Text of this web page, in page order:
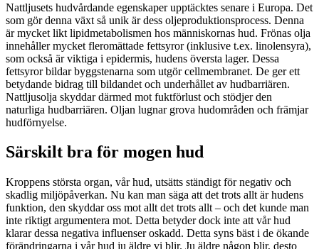
Nattljusets hudvårdande egenskaper upptäcktes senare i Europa. Det
som gör denna växt så unik är dess oljeproduktionsprocess. Denna
är mycket likt lipidmetabolismen hos människornas hud. Frönas olja
innehåller mycket fleromättade fettsyror (inklusive t.ex. linolensyra),
som också är viktiga i epidermis, hudens översta lager. Dessa
fettsyror bildar byggstenarna som utgör cellmembranet. De ger ett
betydande bidrag till bildandet och underhållet av hudbarriären.
Nattljusolja skyddar därmed mot fuktförlust och stödjer den
naturliga hudbarriären. Oljan lugnar grova hudområden och främjar
hudförnyelse.
Särskilt bra för mogen hud
Kroppens största organ, vår hud, utsätts ständigt för negativ och
skadlig miljöpåverkan. Nu kan man säga att det trots allt är hudens
funktion, den skyddar oss mot allt det trots allt – och det kunde man
inte riktigt argumentera mot. Detta betyder dock inte att vår hud
klarar dessa negativa influenser oskadd. Detta syns bäst i de ökande
förändringarna i vår hud ju äldre vi blir. Ju äldre någon blir, desto